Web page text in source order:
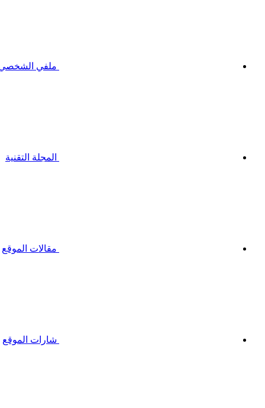
ملفي
المجلة التقنية
مقالات الموقع
شارات الموقع